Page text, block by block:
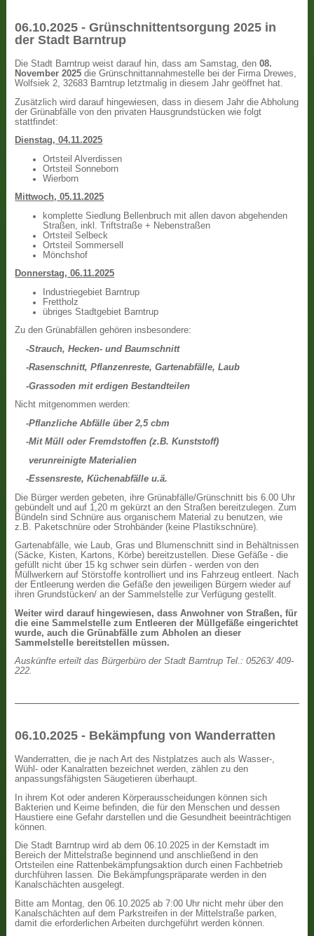
06.10.2025 - Grünschnittentsorgung 2025 in
der Stadt Barntrup
Die Stadt Barntrup weist darauf hin, dass am Samstag, den08.
November 2025 die Grünschnittannahmestelle bei der Firma Drewes,
Wolfsiek 2, 32683 Barntrup letztmalig in diesem Jahr geöffnet hat.
Zusätzlich wird darauf hingewiesen, dass in diesem Jahr die Abholung
der Grünabfälle von den privaten Hausgrundstücken wie folgt
stattfindet:
Dienstag, 04.11.2025
Ortsteil Alverdissen
Ortsteil Sonneborn
Wierborn
Mittwoch, 05.11.2025
komplette Siedlung Bellenbruch mit allen davon abgehenden
Straßen, inkl. Triftstraße + Nebenstraßen
Ortsteil Selbeck
Ortsteil Sommersell
Mönchshof
Donnerstag, 06.11.2025
Industriegebiet Barntrup
Frettholz
übriges Stadtgebiet Barntrup
Zu den Grünabfällen gehören insbesondere:
-Strauch, Hecken- und Baumschnitt
-Rasenschnitt, Pflanzenreste, Gartenabfälle, Laub
-Grassoden mit erdigen Bestandteilen
Nicht mitgenommen werden:
-Pflanzliche Abfälle über 2,5 cbm
-Mit Müll oder Fremdstoffen (z.B. Kunststoff)
verunreinigte Materialien
-Essensreste, Küchenabfälle u.ä.
Die Bürger werden gebeten, ihre Grünabfälle/Grünschnitt bis 6.00 Uhr
gebündelt und auf 1,20 m gekürzt an den Straßen bereitzulegen. Zum
Bündeln sind Schnüre aus organischem Material zu benutzen, wie
z.B. Paketschnüre oder Strohbänder (keine Plastikschnüre).
Gartenabfälle, wie Laub, Gras und Blumenschnitt sind in Behältnissen
(Säcke, Kisten, Kartons, Körbe) bereitzustellen. Diese Gefäße - die
gefüllt nicht über 15 kg schwer sein dürfen - werden von den
Müllwerkern auf Störstoffe kontrolliert und ins Fahrzeug entleert. Nach
der Entleerung werden die Gefäße den jeweiligen Bürgern wieder auf
ihren Grundstücken/ an der Sammelstelle zur Verfügung gestellt.
Weiter wird darauf hingewiesen, dass Anwohner von Straßen, für
die eine Sammelstelle zum Entleeren der Müllgefäße eingerichtet
wurde, auch die Grünabfälle zum Abholen an dieser
Sammelstelle bereitstellen müssen.
Auskünfte erteilt das Bürgerbüro der Stadt Barntrup Tel.: 05263/ 409-
222.
06.10.2025 - Bekämpfung von Wanderratten
Wanderratten, die je nach Art des Nistplatzes auch als Wasser-,
Wühl- oder Kanalratten bezeichnet werden, zählen zu den
anpassungsfähigsten Säugetieren überhaupt.
In ihrem Kot oder anderen Körperausscheidungen können sich
Bakterien und Keime befinden, die für den Menschen und dessen
Haustiere eine Gefahr darstellen und die Gesundheit beeinträchtigen
können.
Die Stadt Barntrup wird ab dem 06.10.2025 in der Kernstadt im
Bereich der Mittelstraße beginnend und anschließend in den
Ortsteilen eine Rattenbekämpfungsaktion durch einen Fachbetrieb
durchführen lassen. Die Bekämpfungspräparate werden in den
Kanalschächten ausgelegt.
Bitte am Montag, den 06.10.2025 ab 7:00 Uhr nicht mehr über den
Kanalschächten auf dem Parkstreifen in der Mittelstraße parken,
damit die erforderlichen Arbeiten durchgeführt werden können.